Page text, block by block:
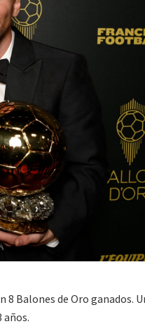
Balones de Oro ganados.
años.